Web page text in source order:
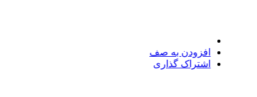
افزودن به صف
اشتراک گذاری